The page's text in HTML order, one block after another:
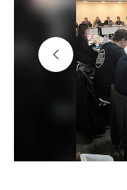
Υπηρεσίες
Δήμου